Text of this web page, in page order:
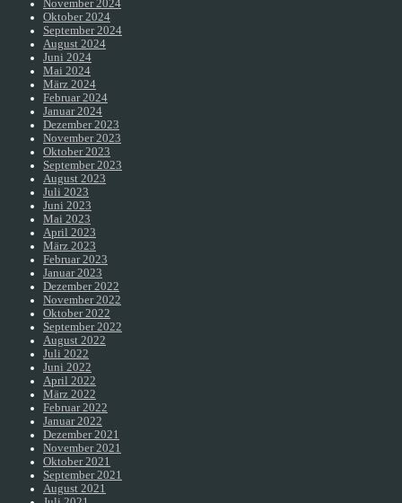
November 2024
Oktober 2024
September 2024
August 2024
Juni 2024
Mai 2024
März 2024
Februar 2024
Januar 2024
Dezember 2023
November 2023
Oktober 2023
September 2023
August 2023
Juli 2023
Juni 2023
Mai 2023
April 2023
März 2023
Februar 2023
Januar 2023
Dezember 2022
November 2022
Oktober 2022
September 2022
August 2022
Juli 2022
Juni 2022
April 2022
März 2022
Februar 2022
Januar 2022
Dezember 2021
November 2021
Oktober 2021
September 2021
August 2021